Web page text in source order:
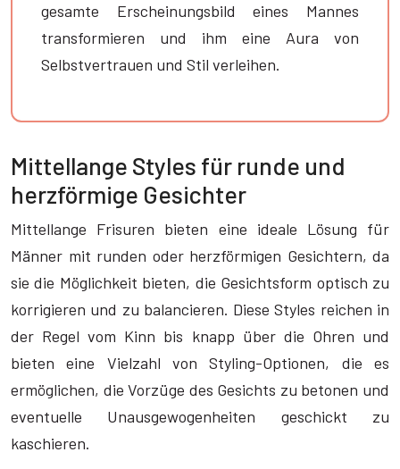
gesamte Erscheinungsbild eines Mannes
transformieren und ihm eine Aura von
Selbstvertrauen und Stil verleihen.
Mittellange Styles für runde und
herzförmige Gesichter
Mittellange Frisuren bieten eine ideale Lösung für
Männer mit runden oder herzförmigen Gesichtern, da
sie die Möglichkeit bieten, die Gesichtsform optisch zu
korrigieren und zu balancieren. Diese Styles reichen in
der Regel vom Kinn bis knapp über die Ohren und
bieten eine Vielzahl von Styling-Optionen, die es
ermöglichen, die Vorzüge des Gesichts zu betonen und
eventuelle Unausgewogenheiten geschickt zu
kaschieren.